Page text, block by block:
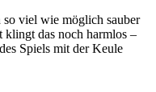
viel wie möglich sauber
das noch harmlos –
Spiels mit der Keule